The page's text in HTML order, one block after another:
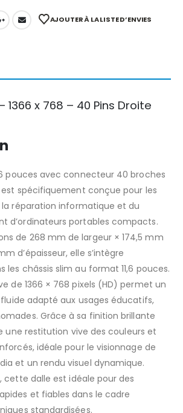
AJOUTER À LA LISTE D’ENVIES
– 1366 x 768 – 40 Pins Droite
pouces avec connecteur 40 broches
spécifiquement conçue pour les
réparation informatique et du
d’ordinateurs portables compacts.
de 268 mm de largeur × 174,5 mm
d’épaisseur, elle s’intègre
châssis slim au format 11,6 pouces.
de 1366 × 768 pixels (HD) permet un
adapté aux usages éducatifs,
Grâce à sa finition brillante
une restitution vive des couleurs et
idéale pour le visionnage de
et un rendu visuel dynamique.
cette dalle est idéale pour des
et fiables dans le cadre
standardisées.